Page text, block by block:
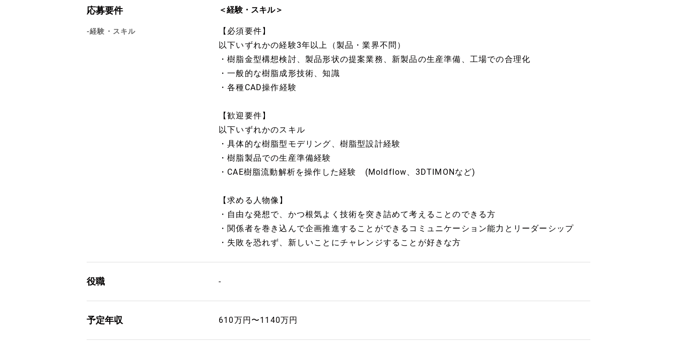
応募要件
-経験・スキル
＜経験・スキル＞
【必須要件】
以下いずれかの経験3年以上（製品・業界不問）
・樹脂金型構想検討、製品形状の提案業務、新製品の生産準備、工場での合理化
・一般的な樹脂成形技術、知識
・各種CAD操作経験
【歓迎要件】
以下いずれかのスキル
・具体的な樹脂型モデリング、樹脂型設計経験
・樹脂製品での生産準備経験
・CAE樹脂流動解析を操作した経験 (Moldflow、3DTIMONなど)
【求める人物像】
・自由な発想で、かつ根気よく技術を突き詰めて考えることのできる方
・関係者を巻き込んで企画推進することができるコミュニケーション能力とリーダーシップ
・失敗を恐れず、新しいことにチャレンジすることが好きな方
役職 -
予定年収 610万円〜1140万円